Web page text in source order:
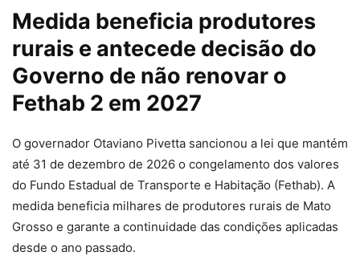
Medida beneficia produtores
rurais e antecede decisão do
Governo de não renovar o
Fethab 2 em 2027
O governador Otaviano Pivetta sancionou a lei que mantém
até 31 de dezembro de 2026 o congelamento dos valores
do Fundo Estadual de Transporte e Habitação (Fethab). A
medida beneficia milhares de produtores rurais de Mato
Grosso e garante a continuidade das condições aplicadas
desde o ano passado.